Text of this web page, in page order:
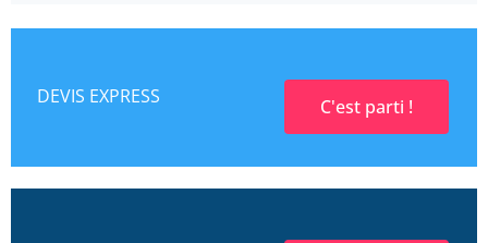
DEVIS EXPRESS C'est parti !